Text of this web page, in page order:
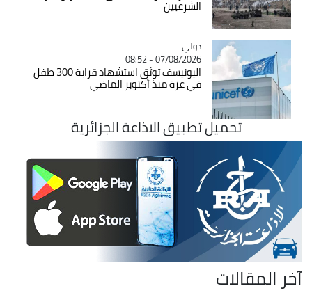
الشرعيين
Catégorie
دولي
07/08/2026 - 08:52
اليونيسف توثق استشهاد قرابة 300 طفل
في غزة منذ أكتوبر الماضي
تحميل تطبيق الاذاعة الجزائرية
آخر المقالات